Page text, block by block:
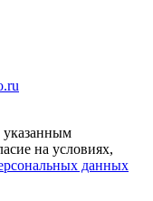
указанным
на условиях,
данных